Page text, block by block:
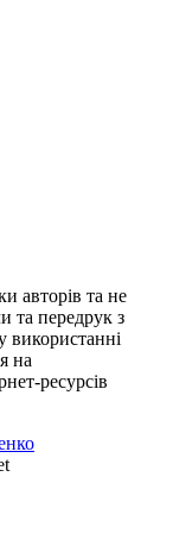
авторів та не
та передрук з
використанні
на
ресурсів